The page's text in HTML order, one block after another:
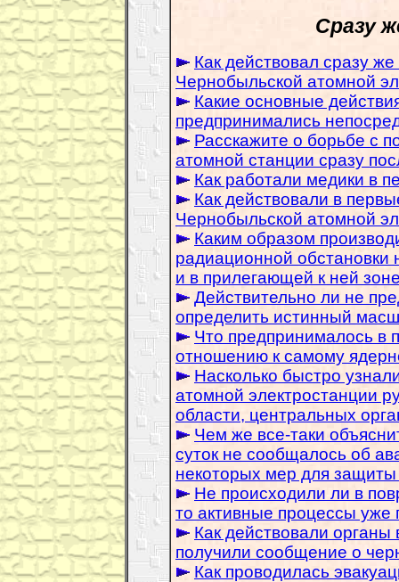
Сразу
Как действовал сразу
Чернобыльской атомной
Какие основные
предпринимались
Расскажите о борьбе с
атомной станции сразу
Как работали медики в
Как действовали в
Чернобыльской атомной
Каким образом
радиационной
и в прилегающей к ней
Действительно ли не
определить истинный
Что предпринималось в
отношению к самому
Насколько быстро
атомной электростанции
области, центральных
Чем же все-таки
суток не сообщалось об
некоторых мер для защиты
Не происходили ли в
то активные процессы уже
Как действовали органы
получили сообщение о
Как проводилась